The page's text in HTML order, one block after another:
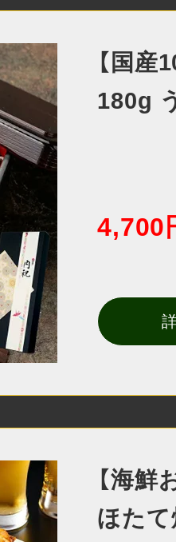
【国
180g
4,700
【海
ほた